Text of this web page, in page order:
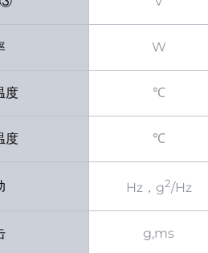
W
度 ℃
度 ℃
Hz，g2/Hz
g,ms